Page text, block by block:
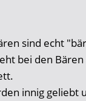
sind echt
bei den
innig geliebt